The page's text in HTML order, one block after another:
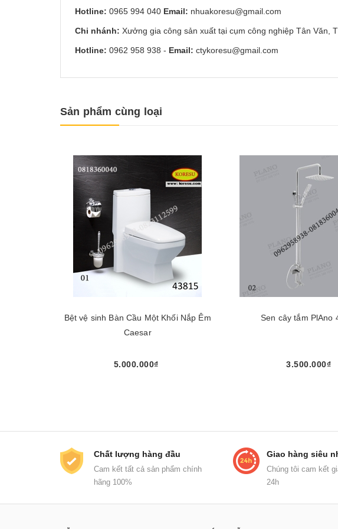
Hotline: 0965 994 040 Email: nhuakoresu@gmail.com
Chi nhánh: Xưởng gia công sản xuất tại cụm công nghiệp Tân Văn,
Hotline: 0962 958 938 - Email: ctykoresu@gmail.com
Sản phẩm cùng loại
Bệt vệ sinh Bàn Cầu Một Khối Nắp Êm
Caesar
5.000.000₫
Sen cây tắm PlAno
3.500.000₫
Chất lượng hàng đầu
Cam kết tất cả sản phẩm chính
hãng 100%
Giao hàng siêu
Chúng tôi cam kết
24h